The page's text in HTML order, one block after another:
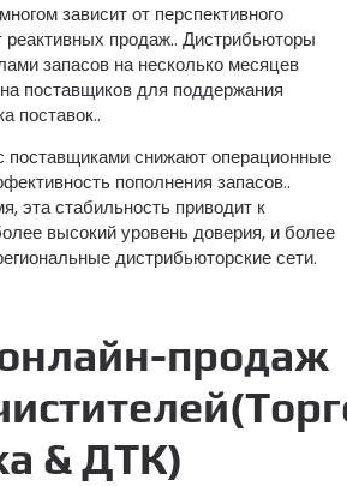
зависит от перспективного
реактивных продаж.. Дистрибьюторы
запасов на несколько месяцев
поставщиков для поддержания
поставок..
поставщиками снижают операционные
пополнения запасов..
эта стабильность приводит к
высокий уровень доверия, и более
дистрибьюторские сети.
продаж
& ДТК)